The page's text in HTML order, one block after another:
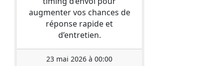
augmenter vos chances de
réponse rapide et
d’entretien.
23 mai 2026 à 00:00